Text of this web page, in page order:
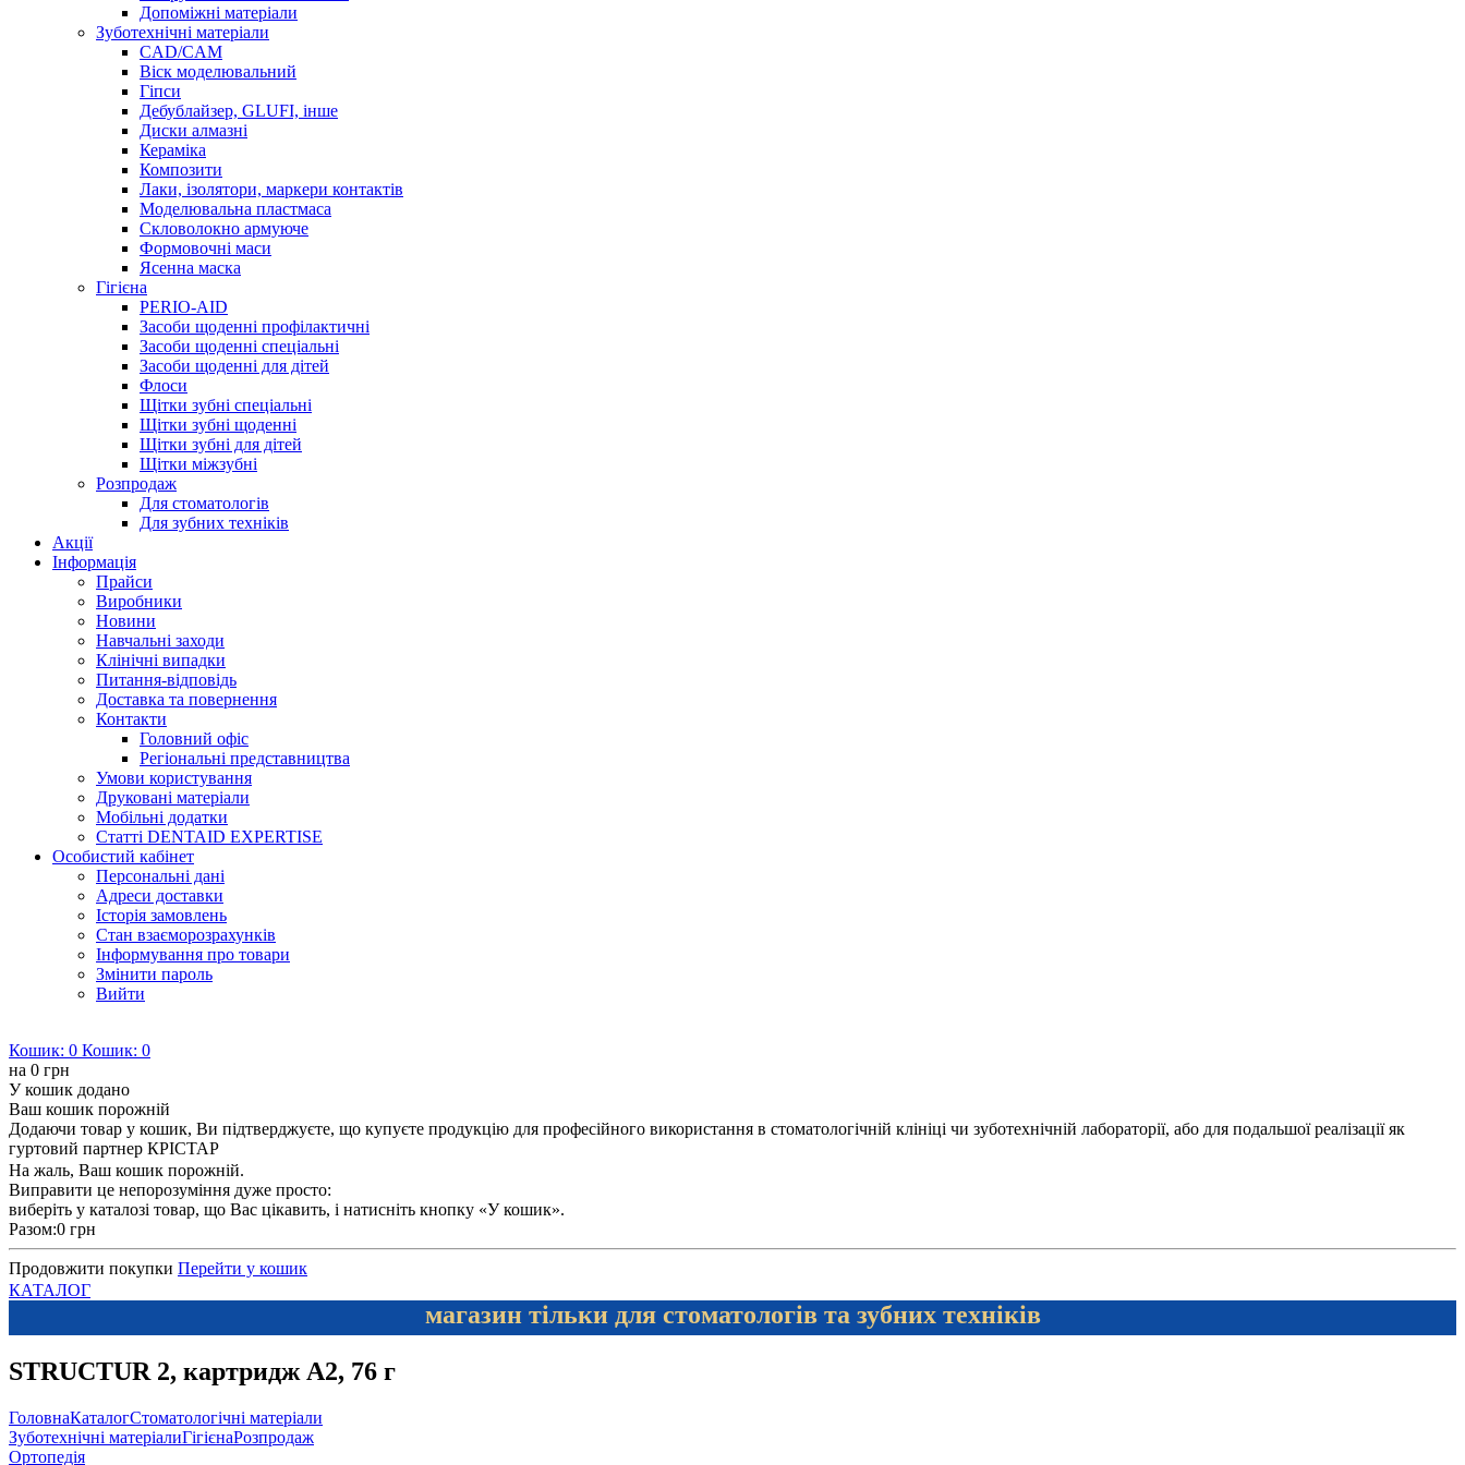
Допоміжні матеріали
Зуботехнічні матеріали
CAD/CAM
Віск моделювальний
Гіпси
Дебублайзер, GLUFI, інше
Диски алмазні
Кераміка
Композити
Лаки, ізолятори, маркери контактів
Моделювальна пластмаса
Скловолокно армуюче
Формовочні маси
Ясенна маска
Гігієна
PERIO-AID
Засоби щоденні профілактичні
Засоби щоденні спеціальні
Засоби щоденні для дітей
Флоси
Щітки зубні спеціальні
Щітки зубні щоденні
Щітки зубні для дітей
Щітки міжзубні
Розпродаж
Для стоматологів
Для зубних техніків
Акції
Інформація
Прайси
Виробники
Новини
Навчальні заходи
Клінічні випадки
Питання-відповідь
Доставка та повернення
Контакти
Головний офіс
Регіональні представництва
Умови користування
Друковані матеріали
Мобільні додатки
Статті DENTAID EXPERTISE
Особистий кабінет
Персональні дані
Адреси доставки
Історія замовлень
Стан взаєморозрахунків
Інформування про товари
Змінити пароль
Вийти
Кошик: 0 Кошик: 0
на 0 грн
У кошик додано
Ваш кошик порожній
Додаючи товар у кошик, Ви підтверджуєте, що купуєте продукцію для професійного використання в стоматологічній клініці чи зуботехнічній лабораторії, або для подальшої реалізації як
гуртовий партнер КРІСТАР
На жаль, Ваш кошик порожній.
Виправити це непорозуміння дуже просто:
виберіть у каталозі товар, що Вас цікавить, і натисніть кнопку «У кошик».
Разом:0 грн
Продовжити покупки Перейти у кошик
КАТАЛОГ
магазин тільки для стоматологів та зубних техніків
STRUCTUR 2, картридж A2, 76 г
ГоловнаКаталогСтоматологічні матеріали
Зуботехнічні матеріалиГігієнаРозпродаж
Ортопедія